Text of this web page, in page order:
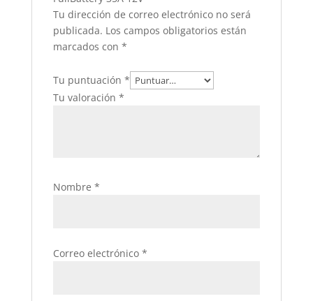
Tu dirección de correo electrónico no será
publicada. Los campos obligatorios están
marcados con *
Tu puntuación *
Tu valoración *
Nombre *
Correo electrónico *